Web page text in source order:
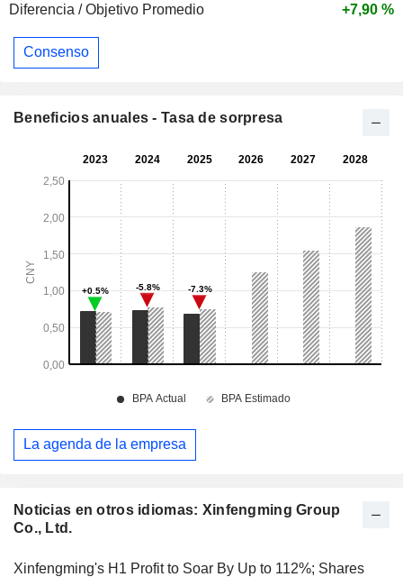
Noticias en otros idiomas: Xinfengming Group
Co., Ltd.
Xinfengming's H1 Profit to Soar By Up to 112%; Shares
Diferencia / Objetivo Promedio
+7,90 %
Consenso
Beneficios anuales - Tasa de sorpresa
La agenda de la empresa